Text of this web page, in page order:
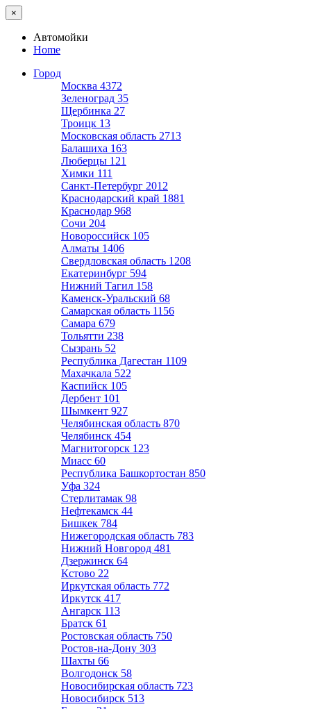
×
Автомойки
Home
Город
Москва 4372
Зеленоград 35
Щербинка 27
Троицк 13
Московская область 2713
Балашиха 163
Люберцы 121
Химки 111
Санкт-Петербург 2012
Краснодарский край 1881
Краснодар 968
Сочи 204
Новороссийск 105
Алматы 1406
Свердловская область 1208
Екатеринбург 594
Нижний Тагил 158
Каменск-Уральский 68
Самарская область 1156
Самара 679
Тольятти 238
Сызрань 52
Республика Дагестан 1109
Махачкала 522
Каспийск 105
Дербент 101
Шымкент 927
Челябинская область 870
Челябинск 454
Магнитогорск 123
Миасс 60
Республика Башкортостан 850
Уфа 324
Стерлитамак 98
Нефтекамск 44
Бишкек 784
Нижегородская область 783
Нижний Новгород 481
Дзержинск 64
Кстово 22
Иркутская область 772
Иркутск 417
Ангарск 113
Братск 61
Ростовская область 750
Ростов-на-Дону 303
Шахты 66
Волгодонск 58
Новосибирская область 723
Новосибирск 513